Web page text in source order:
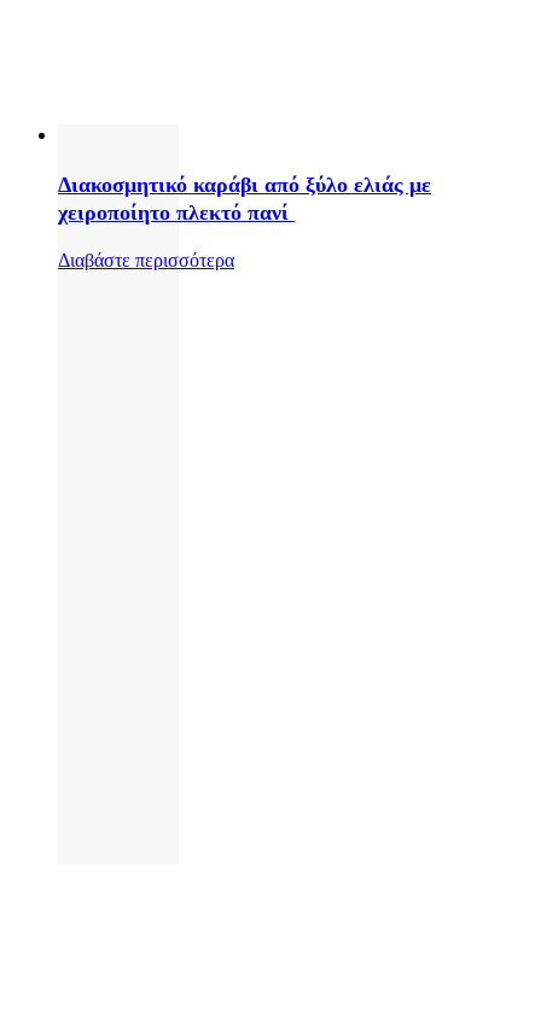
Διακοσμητικό καράβι από ξύλο ελιάς με
χειροποίητο πλεκτό πανί
Διαβάστε περισσότερα